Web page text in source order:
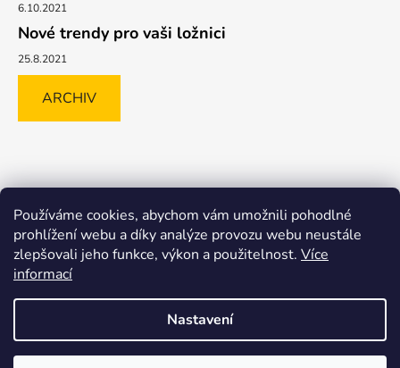
Používáme cookies, abychom vám umožnili pohodlné
prohlížení webu a díky analýze provozu webu neustále
zlepšovali jeho funkce, výkon a použitelnost. Více
informací
Nastavení
6.10.2021
Nové trendy pro vaši ložnici
25.8.2021
ARCHIV
MALL.CZ
Vytvořil Shoptet